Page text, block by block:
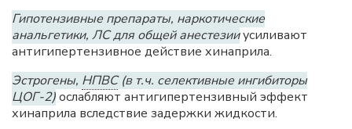
Гипотензивные препараты, наркотические
анальгетики, ЛС для общей анестезииусиливают
антигипертензивное действие хинаприла.
Эстрогены, НПВС(в т.ч. селективные ингибиторы
ЦОГ-2)ослабляют антигипертензивный эффект
хинаприла вследствие задержки жидкости.